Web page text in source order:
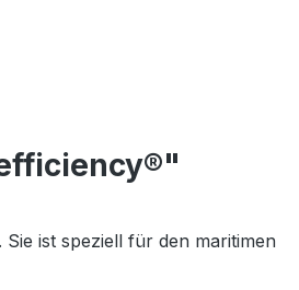
ist speziell für den maritimen